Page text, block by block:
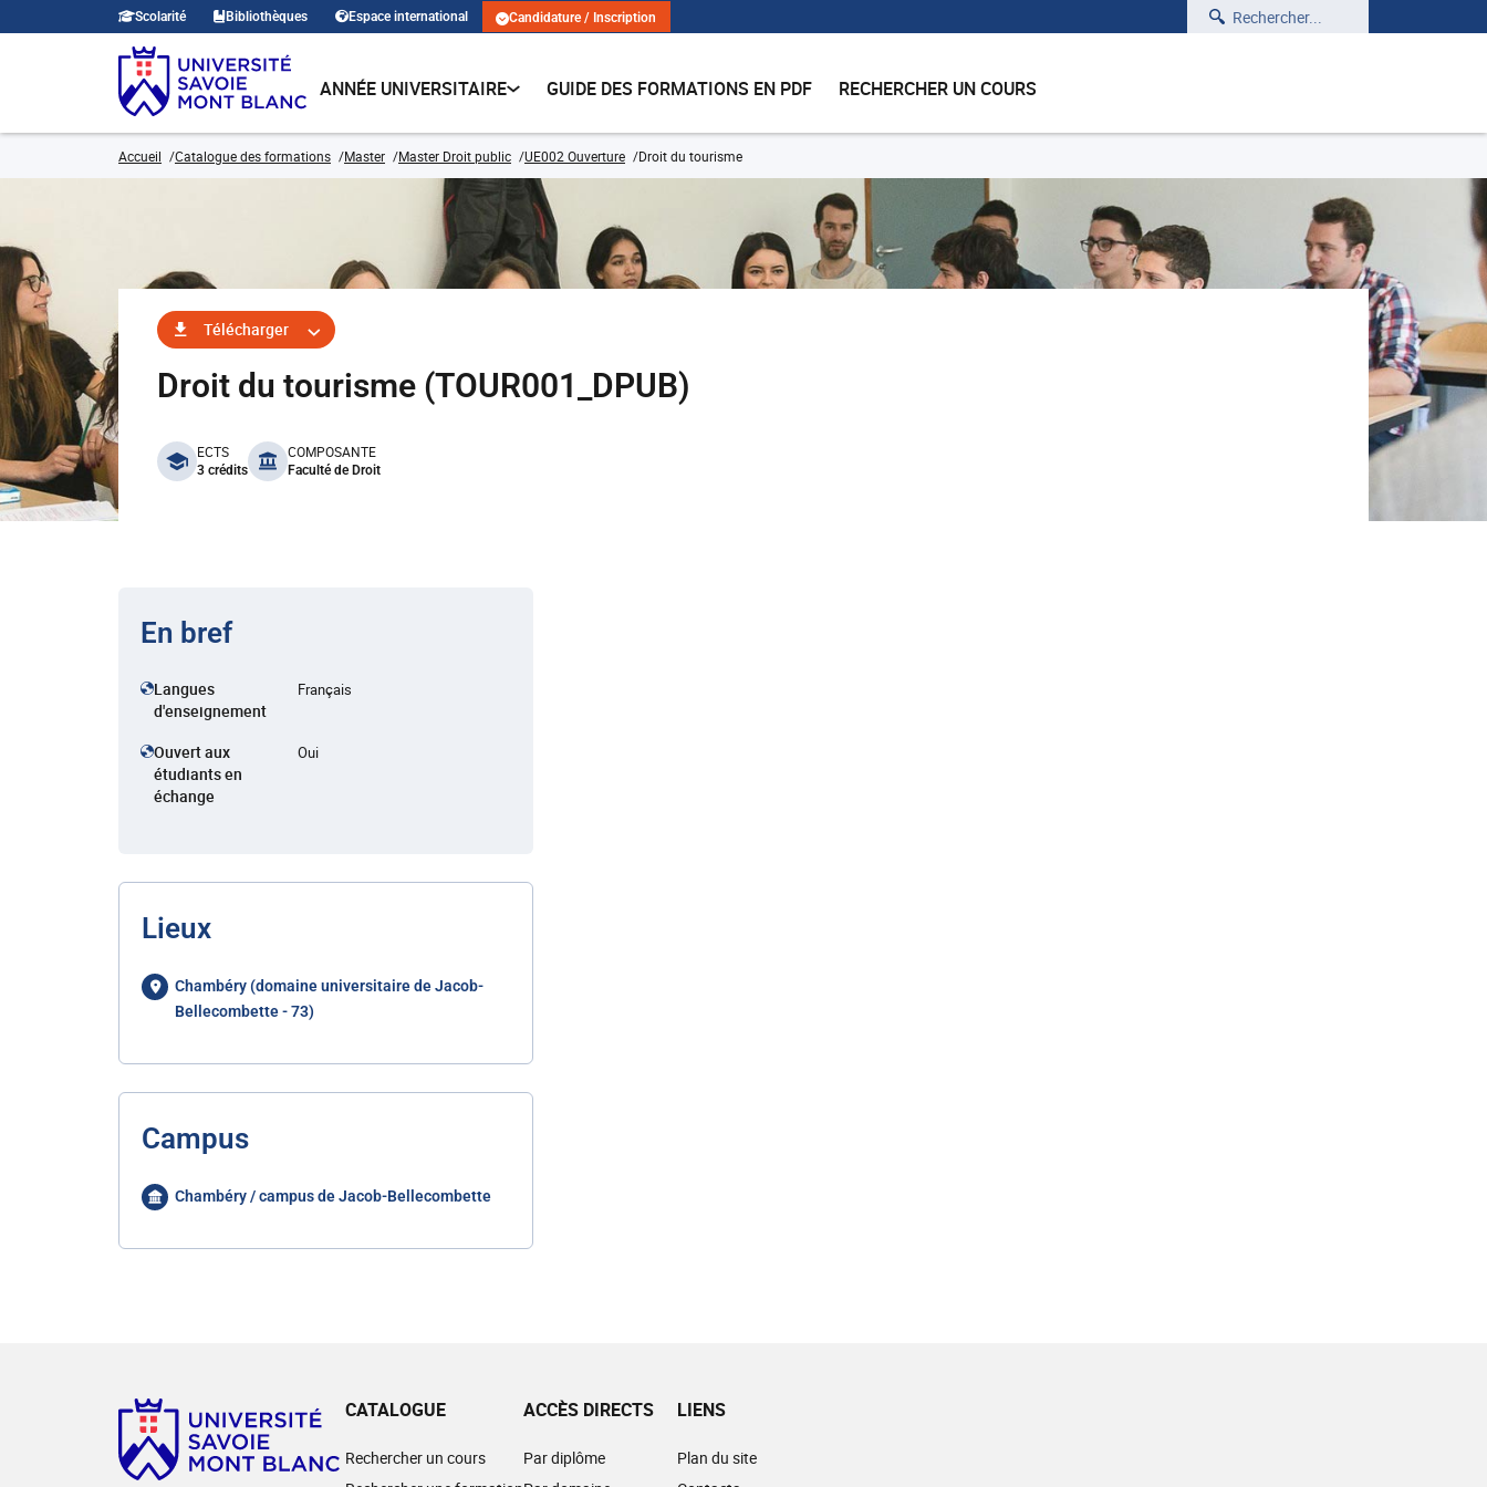
Scolarité Bibliothèques Espace international Candidature / Inscription Rechercher
ANNÉE UNIVERSITAIRE GUIDE DES FORMATIONS EN PDF RECHERCHER UN COURS
Accueil Catalogue des formations Master Master Droit public UE002 Ouverture Droit du tourisme
Télécharger
Droit du tourisme (TOUR001_DPUB)
benefits
ECTS
3 crédits
COMPOSANTE
Faculté de Droit
En bref
Langues
d'enseignement
Français
Ouvert aux
étudiants en
échange
Oui
Lieux
Chambéry (domaine universitaire de Jacob-
Bellecombette - 73)
Campus
Chambéry / campus de Jacob-Bellecombette
CATALOGUE
Rechercher un cours
ACCÈS DIRECTS
Par diplôme
LIENS
Plan du site